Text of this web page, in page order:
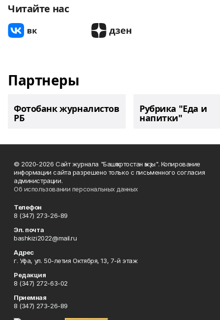
Читайте нас
Партнеры
Фотобанк журналистов
РБ
Рубрика "Еда и
напитки"
© 2020-2026 Сайт журнала "Башҡортостан ҡыҙы". Копирование
информации сайта разрешено только с письменного согласия
администрации.
Об использовании персональных данных
Телефон
8 (347) 273-26-89
Эл. почта
bashkizi2022@mail.ru
Адрес
г. Уфа, ул. 50-летия Октября, 13, 7-й этаж
Редакция
8 (347) 272-63-02
Приемная
8 (347) 273-26-89